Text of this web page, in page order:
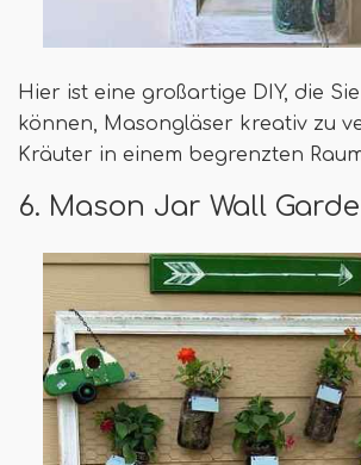
Hier ist eine großartige DIY, die
können, Masongläser kreativ zu
Kräuter in einem begrenzten
6. Mason Jar Wall